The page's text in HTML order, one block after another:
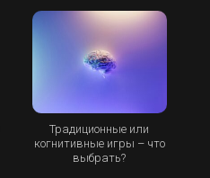
Традиционные или
когнитивные игры – что
выбрать?